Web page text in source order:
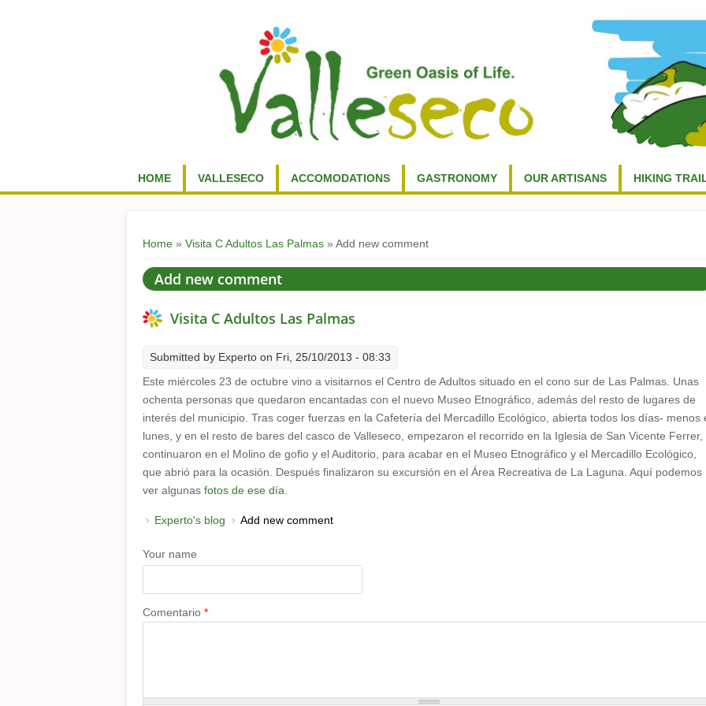
HOME VALLESECO ACCOMODATIONS GASTRONOMY OUR ARTISANS HIKING
You are here
Home » Visita C Adultos Las Palmas » Add new comment
Add new comment
Visita C Adultos Las Palmas
Submitted by Experto on Fri, 25/10/2013 - 08:33
Este miércoles 23 de octubre vino a visitarnos el Centro de Adultos situado en el cono sur de Las Palmas. Unas
ochenta personas que quedaron encantadas con el nuevo Museo Etnográfico, además del resto de lugares de
interés del municipio. Tras coger fuerzas en la Cafetería del Mercadillo Ecológico, abierta todos los días- menos
lunes, y en el resto de bares del casco de Valleseco, empezaron el recorrido en la Iglesia de San Vicente Ferrer,
continuaron en el Molino de gofio y el Auditorio, para acabar en el Museo Etnográfico y el Mercadillo Ecológico,
que abrió para la ocasión. Después finalizaron su excursión en el Área Recreativa de La Laguna. Aquí podemos
ver algunas fotos de ese día
Experto's blog Add new comment
Your name
Comentario *